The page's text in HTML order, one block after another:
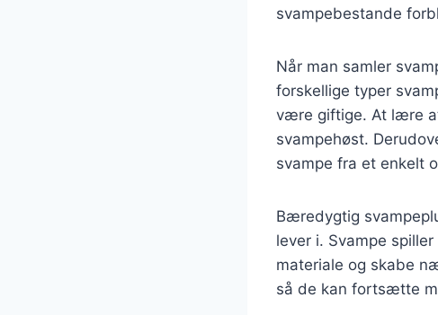
svampebestande
Når man samler
forskellige typer
være giftige. At lære
svampehøst.
svampe fra et enkelt
Bæredygtig
lever i. Svampe
materiale og skabe
så de kan fortsætte